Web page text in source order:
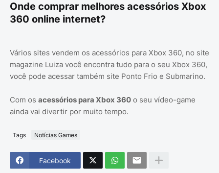
Onde comprar melhores acessórios Xbox
360 online internet?
Vários sites vendem os acessórios para Xbox 360, no site
magazine Luiza você encontra tudo para o seu Xbox 360,
você pode acessar também site Ponto Frio e Submarino.
Com os acessórios para Xbox 360 o seu vídeo-game
ainda vai divertir por muito tempo.
Tags Notícias Games
Facebook